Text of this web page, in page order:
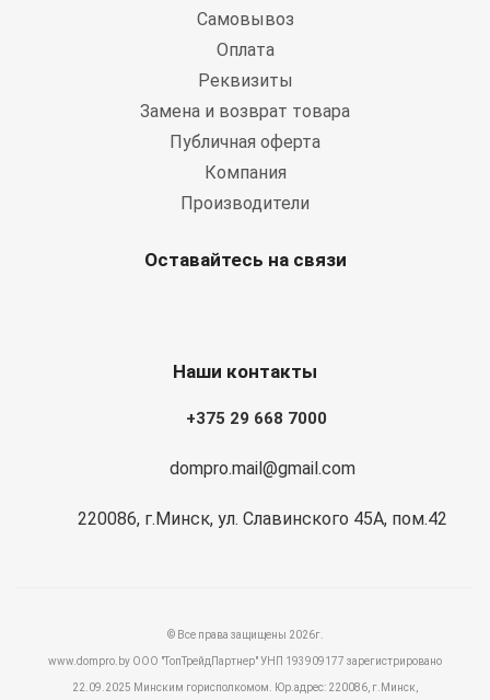
Самовывоз
Оплата
Реквизиты
Замена и возврат товара
Публичная оферта
Компания
Производители
Оставайтесь на связи
Наши контакты
+375 29 668 7000
dompro.mail@gmail.com
220086, г.Минск, ул. Славинского 45А, пом.42
© Все права защищены 2026г.
www.dompro.by ООО "ТопТрейдПартнер" УНП 193909177 зарегистрировано
22.09.2025 Минским горисполкомом. Юр.адрес: 220086, г.Минск,